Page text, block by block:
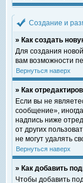
Создание и
» Как создать
Для создания
вам возможности
Вернуться наверх
» Как
Если вы не
сообщение»,
надпись ниже
от других
не могут удалять
Вернуться наверх
» Как добавить
Чтобы добавить